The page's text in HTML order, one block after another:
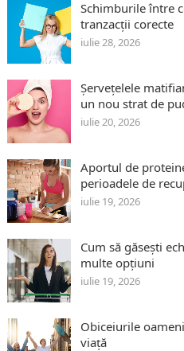
Schimburile între
tranzacții corecte
iulie 28, 2026
Șervețelele
un nou strat de
iulie 20, 2026
Aportul de
perioadele de
iulie 19, 2026
Cum să găsești
multe opțiuni
iulie 19, 2026
Obiceiurile
viață